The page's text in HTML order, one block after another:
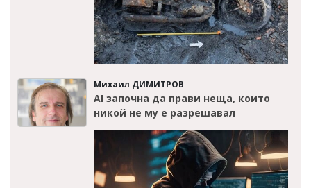
Михаил ДИМИТРОВ
AI започна да прави неща, които
никой не му е разрешавал